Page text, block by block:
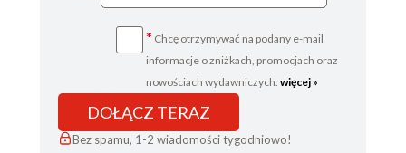
* Chcę otrzymywać na podany e-mail
informacje o zniżkach, promocjach oraz
nowościach wydawniczych. więcej »
DOŁĄCZ TERAZ
Bez spamu, 1-2 wiadomości tygodniowo!